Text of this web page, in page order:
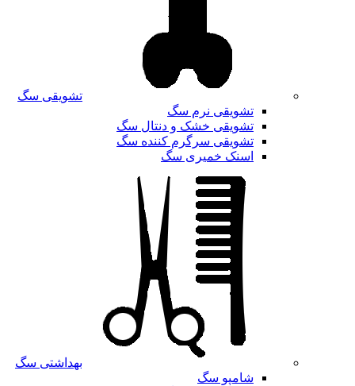
تشویقی سگ
تشویقی نرم سگ
تشویقی خشک و دنتال سگ
تشویقی سرگرم کننده سگ
اسنک خمیری سگ
بهداشتی سگ
شامپو سگ